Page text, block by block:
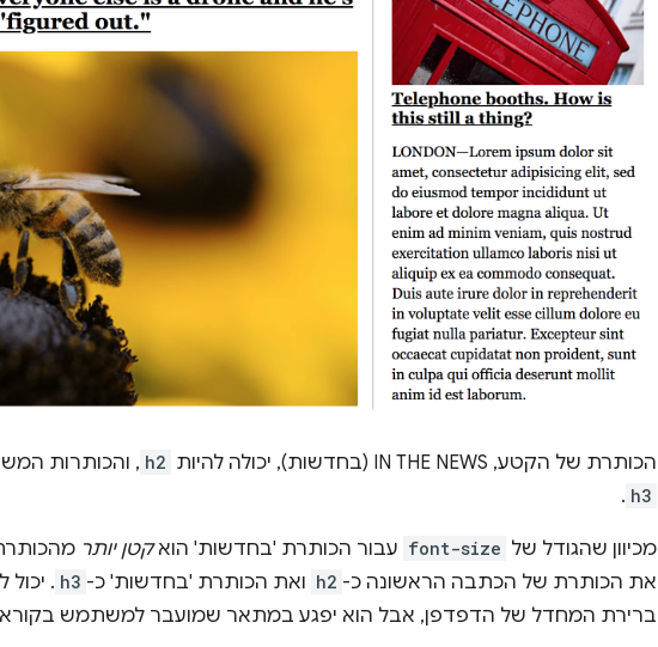
הכותרת של הקטע, IN THE NEWS (בחדשות), יכולה להיות h2 , והכותרות
h3
.
מכיוון שהגודל של font-size עבור הכותרת 'בחדשות' הואקטן יותר
את הכותרת של הכתבה הראשונה כ- h2 ואת הכותרת 'בחדשות' כ- h3 . יכול
ברירת המחדל של הדפדפן, אבל הוא יפגע במתאר שמועבר למשתמש